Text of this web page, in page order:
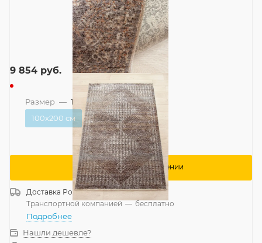
9 854 руб.
Размер — 100x200 см
100x200 см
160x235 см
Сообщить о поступлении
Доставка Россия
Транспортной компанией — бесплатно
Подробнее
Нашли дешевле?